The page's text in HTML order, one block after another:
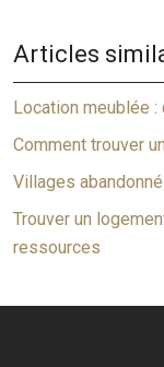
Articles
Location meublée
Comment trouver
Villages
Trouver un
ressources